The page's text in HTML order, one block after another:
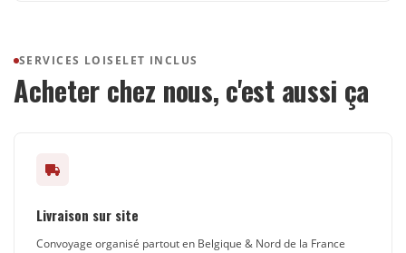
SERVICES LOISELET INCLUS
Acheter chez nous, c'est aussi ça
Livraison sur site
Convoyage organisé partout en Belgique & Nord de la France